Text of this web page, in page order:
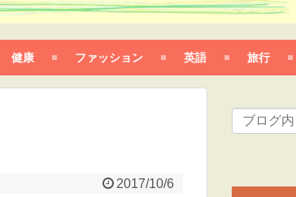
健康 ファッション 英語 旅行
2017/10/6